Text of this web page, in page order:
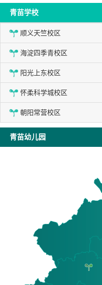
青苗学校
顺义天竺校区
海淀四季青校区
阳光上东校区
怀柔科学城校区
朝阳常营校区
青苗幼儿园